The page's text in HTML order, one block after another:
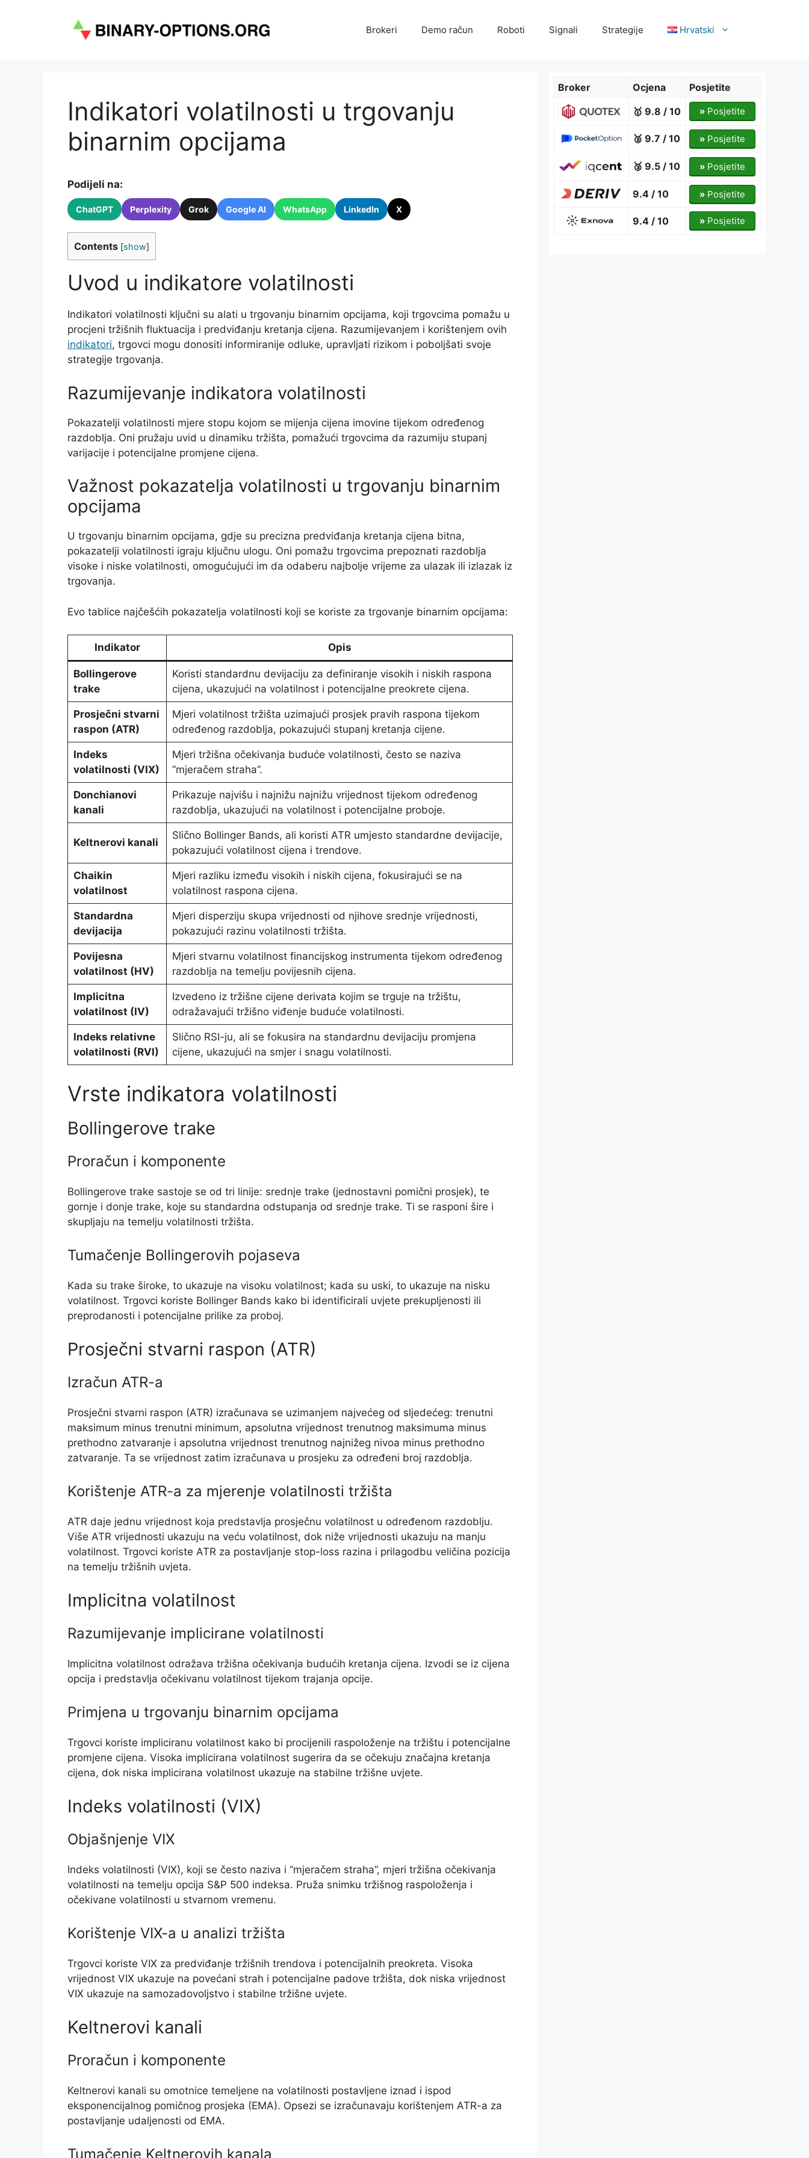
Brokeri Demo račun Roboti Signali Strategije Hrvatski
Indikatori volatilnosti u trgovanju
binarnim opcijama
Podijeli na:
ChatGPT Perplexity Grok Google AI WhatsApp LinkedIn X
Contents [show]
Uvod u indikatore volatilnosti
Indikatori volatilnosti ključni su alati u trgovanju binarnim opcijama, koji trgovcima pomažu u
procjeni tržišnih fluktuacija i predviđanju kretanja cijena. Razumijevanjem i korištenjem ovih
indikatori, trgovci mogu donositi informiranije odluke, upravljati rizikom i poboljšati svoje
strategije trgovanja.
Razumijevanje indikatora volatilnosti
Pokazatelji volatilnosti mjere stopu kojom se mijenja cijena imovine tijekom određenog
razdoblja. Oni pružaju uvid u dinamiku tržišta, pomažući trgovcima da razumiju stupanj
varijacije i potencijalne promjene cijena.
Važnost pokazatelja volatilnosti u trgovanju binarnim
opcijama
U trgovanju binarnim opcijama, gdje su precizna predviđanja kretanja cijena bitna,
pokazatelji volatilnosti igraju ključnu ulogu. Oni pomažu trgovcima prepoznati razdoblja
visoke i niske volatilnosti, omogućujući im da odaberu najbolje vrijeme za ulazak ili izlazak iz
trgovanja.
Evo tablice najčešćih pokazatelja volatilnosti koji se koriste za trgovanje binarnim opcijama:
Indikator Opis
Bollingerove
trake
Koristi standardnu ​​devijaciju za definiranje visokih i niskih raspona
cijena, ukazujući na volatilnost i potencijalne preokrete cijena.
Prosječni stvarni
raspon (ATR)
Mjeri volatilnost tržišta uzimajući prosjek pravih raspona tijekom
određenog razdoblja, pokazujući stupanj kretanja cijene.
Indeks
volatilnosti (VIX)
Mjeri tržišna očekivanja buduće volatilnosti, često se naziva
“mjeračem straha”.
Donchianovi
kanali
Prikazuje najvišu i najnižu najnižu vrijednost tijekom određenog
razdoblja, ukazujući na volatilnost i potencijalne proboje.
Keltnerovi kanali
Slično Bollinger Bands, ali koristi ATR umjesto standardne devijacije,
pokazujući volatilnost cijena i trendove.
Chaikin
volatilnost
Mjeri razliku između visokih i niskih cijena, fokusirajući se na
volatilnost raspona cijena.
Standardna
devijacija
Mjeri disperziju skupa vrijednosti od njihove srednje vrijednosti,
pokazujući razinu volatilnosti tržišta.
Povijesna
volatilnost (HV)
Mjeri stvarnu volatilnost financijskog instrumenta tijekom određenog
razdoblja na temelju povijesnih cijena.
Implicitna
volatilnost (IV)
Izvedeno iz tržišne cijene derivata kojim se trguje na tržištu,
odražavajući tržišno viđenje buduće volatilnosti.
Indeks relativne
volatilnosti (RVI)
Slično RSI-ju, ali se fokusira na standardnu ​​devijaciju promjena
cijene, ukazujući na smjer i snagu volatilnosti.
Vrste indikatora volatilnosti
Bollingerove trake
Proračun i komponente
Bollingerove trake sastoje se od tri linije: srednje trake (jednostavni pomični prosjek), te
gornje i donje trake, koje su standardna odstupanja od srednje trake. Ti se rasponi šire i
skupljaju na temelju volatilnosti tržišta.
Tumačenje Bollingerovih pojaseva
Kada su trake široke, to ukazuje na visoku volatilnost; kada su uski, to ukazuje na nisku
volatilnost. Trgovci koriste Bollinger Bands kako bi identificirali uvjete prekupljenosti ili
preprodanosti i potencijalne prilike za proboj.
Prosječni stvarni raspon (ATR)
Izračun ATR-a
Prosječni stvarni raspon (ATR) izračunava se uzimanjem najvećeg od sljedećeg: trenutni
maksimum minus trenutni minimum, apsolutna vrijednost trenutnog maksimuma minus
prethodno zatvaranje i apsolutna vrijednost trenutnog najnižeg nivoa minus prethodno
zatvaranje. Ta se vrijednost zatim izračunava u prosjeku za određeni broj razdoblja.
Korištenje ATR-a za mjerenje volatilnosti tržišta
ATR daje jednu vrijednost koja predstavlja prosječnu volatilnost u određenom razdoblju.
Više ATR vrijednosti ukazuju na veću volatilnost, dok niže vrijednosti ukazuju na manju
volatilnost. Trgovci koriste ATR za postavljanje stop-loss razina i prilagodbu veličina pozicija
na temelju tržišnih uvjeta.
Implicitna volatilnost
Razumijevanje implicirane volatilnosti
Implicitna volatilnost odražava tržišna očekivanja budućih kretanja cijena. Izvodi se iz cijena
opcija i predstavlja očekivanu volatilnost tijekom trajanja opcije.
Primjena u trgovanju binarnim opcijama
Trgovci koriste impliciranu volatilnost kako bi procijenili raspoloženje na tržištu i potencijalne
promjene cijena. Visoka implicirana volatilnost sugerira da se očekuju značajna kretanja
cijena, dok niska implicirana volatilnost ukazuje na stabilne tržišne uvjete.
Indeks volatilnosti (VIX)
Objašnjenje VIX
Indeks volatilnosti (VIX), koji se često naziva i “mjeračem straha”, mjeri tržišna očekivanja
volatilnosti na temelju opcija S&P 500 indeksa. Pruža snimku tržišnog raspoloženja i
očekivane volatilnosti u stvarnom vremenu.
Korištenje VIX-a u analizi tržišta
Trgovci koriste VIX za predviđanje tržišnih trendova i potencijalnih preokreta. Visoka
vrijednost VIX ukazuje na povećani strah i potencijalne padove tržišta, dok niska vrijednost
VIX ukazuje na samozadovoljstvo i stabilne tržišne uvjete.
Keltnerovi kanali
Proračun i komponente
Keltnerovi kanali su omotnice temeljene na volatilnosti postavljene iznad i ispod
eksponencijalnog pomičnog prosjeka (EMA). Opsezi se izračunavaju korištenjem ATR-a za
postavljanje udaljenosti od EMA.
Tumačenje Keltnerovih kanala
Broker Ocjena
Posjetite
🥇 9.8 / 10
»Posjetite
🥈 9.7 / 10 »Posjetite
🥉 9.5 / 10 »Posjetite
9.4 / 10 »Posjetite
9.4 / 10 »Posjetite